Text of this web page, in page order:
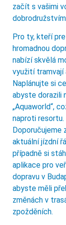
začít s vašimi
Pro ty, kteří
hromadnou
nabízí skvělá
využití tramvají
Naplánujte si
abyste dorazili
„Aquaworld“,
naproti resortu.
Doporučujeme
aktuální jízdní
případně si
aplikace pro
dopravu v
abyste měli
změnách v
zpožděních.